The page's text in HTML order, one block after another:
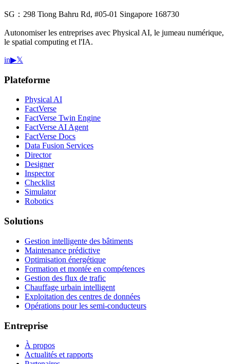
SG：298 Tiong Bahru Rd, #05-01 Singapore 168730
Autonomiser les entreprises avec Physical AI, le jumeau numérique,
le spatial computing et l'IA.
in▶𝕏
Plateforme
Physical AI
FactVerse
FactVerse Twin Engine
FactVerse AI Agent
FactVerse Docs
Data Fusion Services
Director
Designer
Inspector
Checklist
Simulator
Robotics
Solutions
Gestion intelligente des bâtiments
Maintenance prédictive
Optimisation énergétique
Formation et montée en compétences
Gestion des flux de trafic
Chauffage urbain intelligent
Exploitation des centres de données
Opérations pour les semi-conducteurs
Entreprise
À propos
Actualités et rapports